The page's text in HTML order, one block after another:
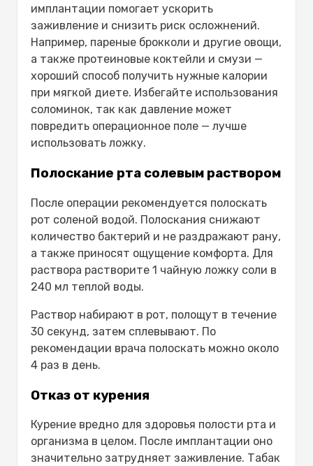
имплантации помогает ускорить
заживление и снизить риск осложнений.
Например, пареные брокколи и другие овощи,
а также протеиновые коктейли и смузи —
хороший способ получить нужные калории
при мягкой диете. Избегайте использования
соломинок, так как давление может
повредить операционное поле — лучше
использовать ложку.
Полоскание рта солевым раствором
После операции рекомендуется полоскать
рот соленой водой. Полоскания снижают
количество бактерий и не раздражают рану,
а также приносят ощущение комфорта. Для
раствора растворите 1 чайную ложку соли в
240 мл теплой воды.
Раствор набирают в рот, полощут в течение
30 секунд, затем сплевывают. По
рекомендации врача полоскать можно около
4 раз в день.
Отказ от курения
Курение вредно для здоровья полости рта и
организма в целом. После имплантации оно
значительно затрудняет заживление. Табак